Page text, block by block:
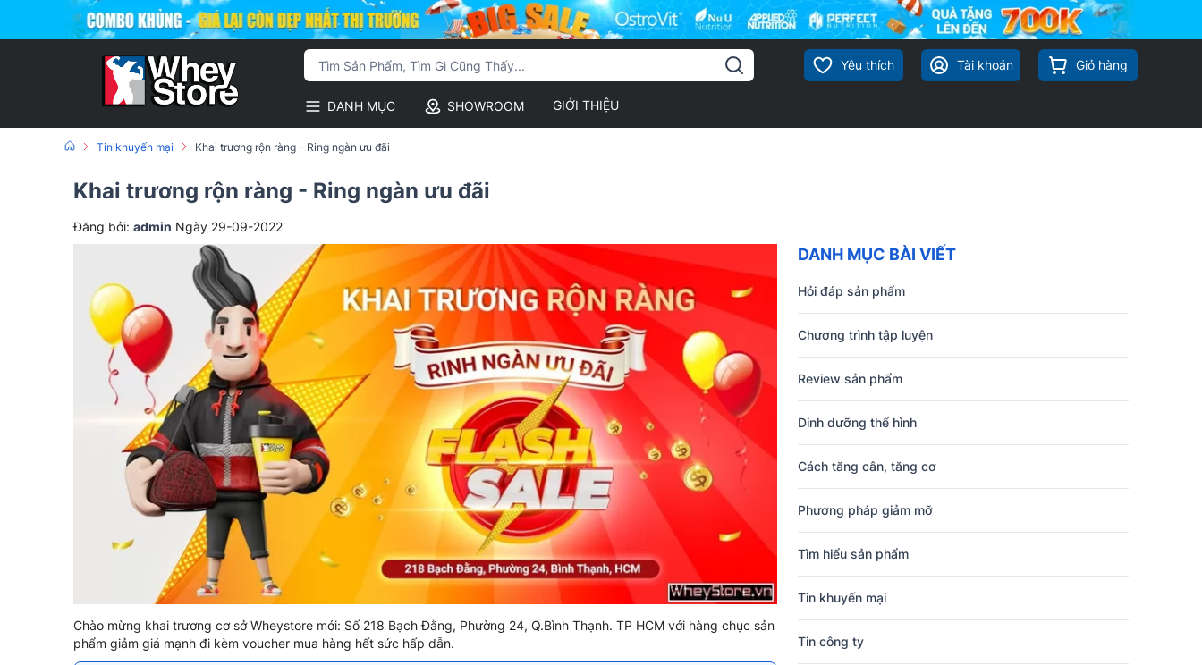
Yêu thích Tài khoản Giỏ hàng
DANH MỤC SHOWROOM GIỚI THIỆU
Tin khuyến mại Khai trương rộn ràng - Ring ngàn ưu đãi
Khai trương rộn ràng - Ring ngàn ưu đãi
Đăng bởi: admin Ngày 29-09-2022
Chào mừng khai trương cơ sở Wheystore mới: Số 218 Bạch Đằng, Phường 24, Q.Bình Thạnh. TP HCM với hàng chục sản
phẩm giảm giá mạnh đi kèm voucher mua hàng hết sức hấp dẫn.
DANH MỤC BÀI VIẾT
Hỏi đáp sản phẩm
Chương trình tập luyện
Review sản phẩm
Dinh dưỡng thể hình
Cách tăng cân, tăng cơ
Phương pháp giảm mỡ
Tìm hiểu sản phẩm
Tin khuyến mại
Tin công ty